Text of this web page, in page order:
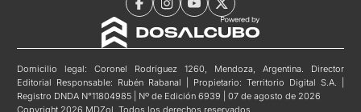
Domicilio legal: Coronel Rodríguez 1260, Mendoza, Argentina. Director
Editorial Responsable: Rubén Rabanal | Propietario: Territorio Digital S.A. |
Registro DNDA N°11804985 | Nº de Edición 6939 | 07 de agosto de 2026